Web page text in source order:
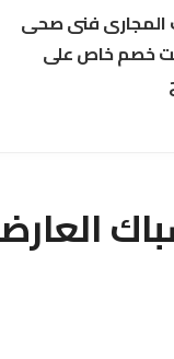
فنى صحى
خصم خاص على